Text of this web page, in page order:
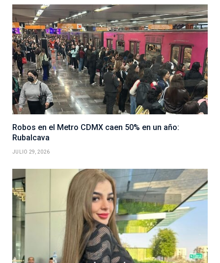
Robos en el Metro CDMX caen 50% en un año:
Rubalcava
JULIO 29, 2026